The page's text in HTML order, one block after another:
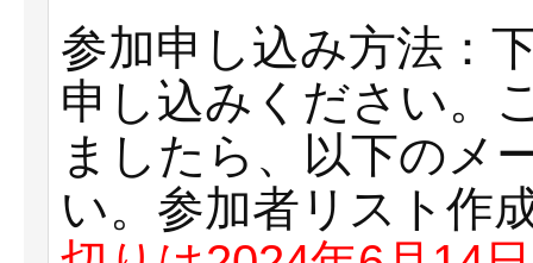
参加申し込み方法：
申し込みください。
ましたら、以下のメ
い。参加者リスト作